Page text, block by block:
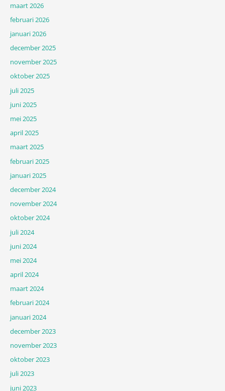
maart 2026
februari 2026
januari 2026
december 2025
november 2025
oktober 2025
juli 2025
juni 2025
mei 2025
april 2025
maart 2025
februari 2025
januari 2025
december 2024
november 2024
oktober 2024
juli 2024
juni 2024
mei 2024
april 2024
maart 2024
februari 2024
januari 2024
december 2023
november 2023
oktober 2023
juli 2023
juni 2023